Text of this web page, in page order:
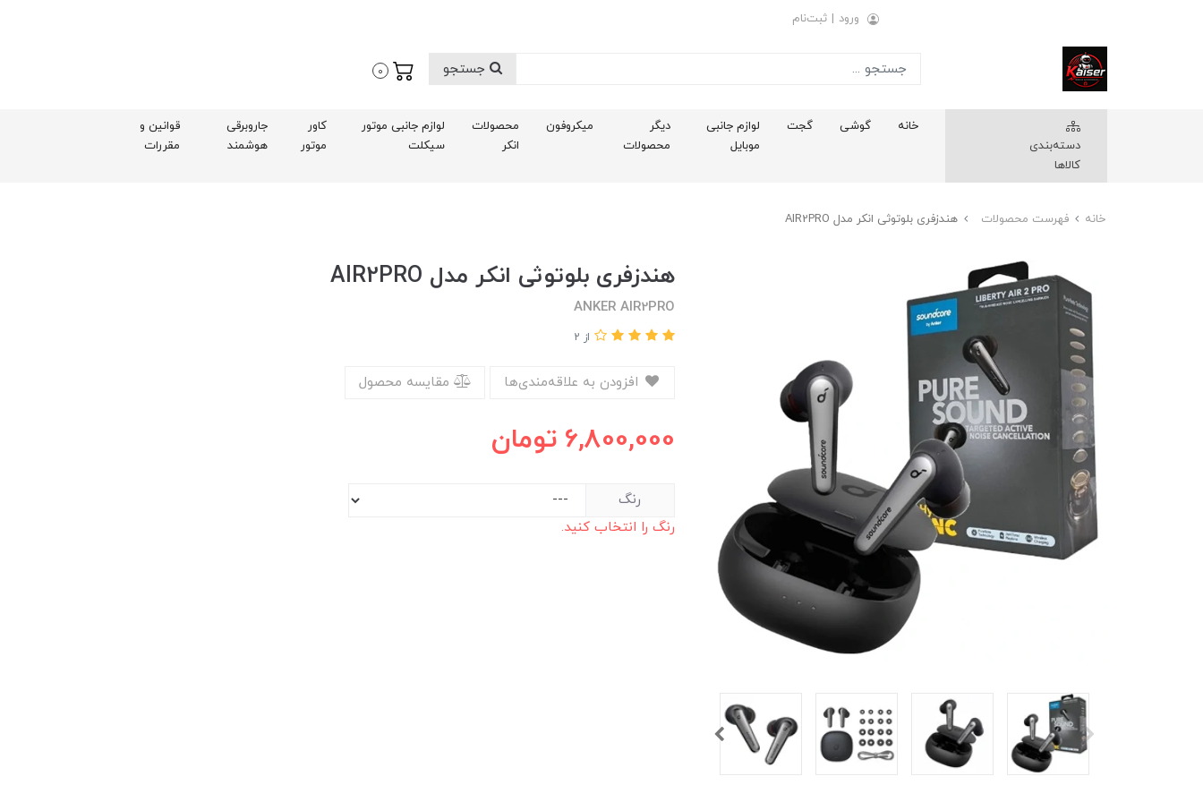
ورود | ثبت‌نام
0
دسته‌بندی
کالاها
خانه گوشی گجت
لوازم جانبی
موبایل
دیگر
محصولات
میکروفون
محصولات
انکر
لوازم جانبی موتور
سیکلت
کاور
موتور
جاروبرقی
هوشمند
قوانین و
مقررات
خانه فهرست محصولات هندزفری بلوتوثی انکر مدل AIR2PRO
هندزفری بلوتوثی انکر مدل AIR2PRO
ANKER AIR2PRO
از 2
مقایسه محصول
6,800,000 تومان
رنگ
رنگ را انتخاب کنید.